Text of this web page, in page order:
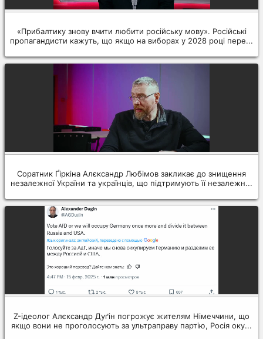
«Прибалтику знову вчити любити російську мову». Російські
пропагандисти кажуть, що якщо на виборах у 2028 році пере...
Соратник Ґіркіна Алєксандр Любімов закликає до знищення
незалежної України та українців, що підтримують її незалежн...
Z-ідеолог Алєксандр Дуґін погрожує жителям Німеччини, що
якщо вони не проголосують за ультраправу партію, Росія оку...